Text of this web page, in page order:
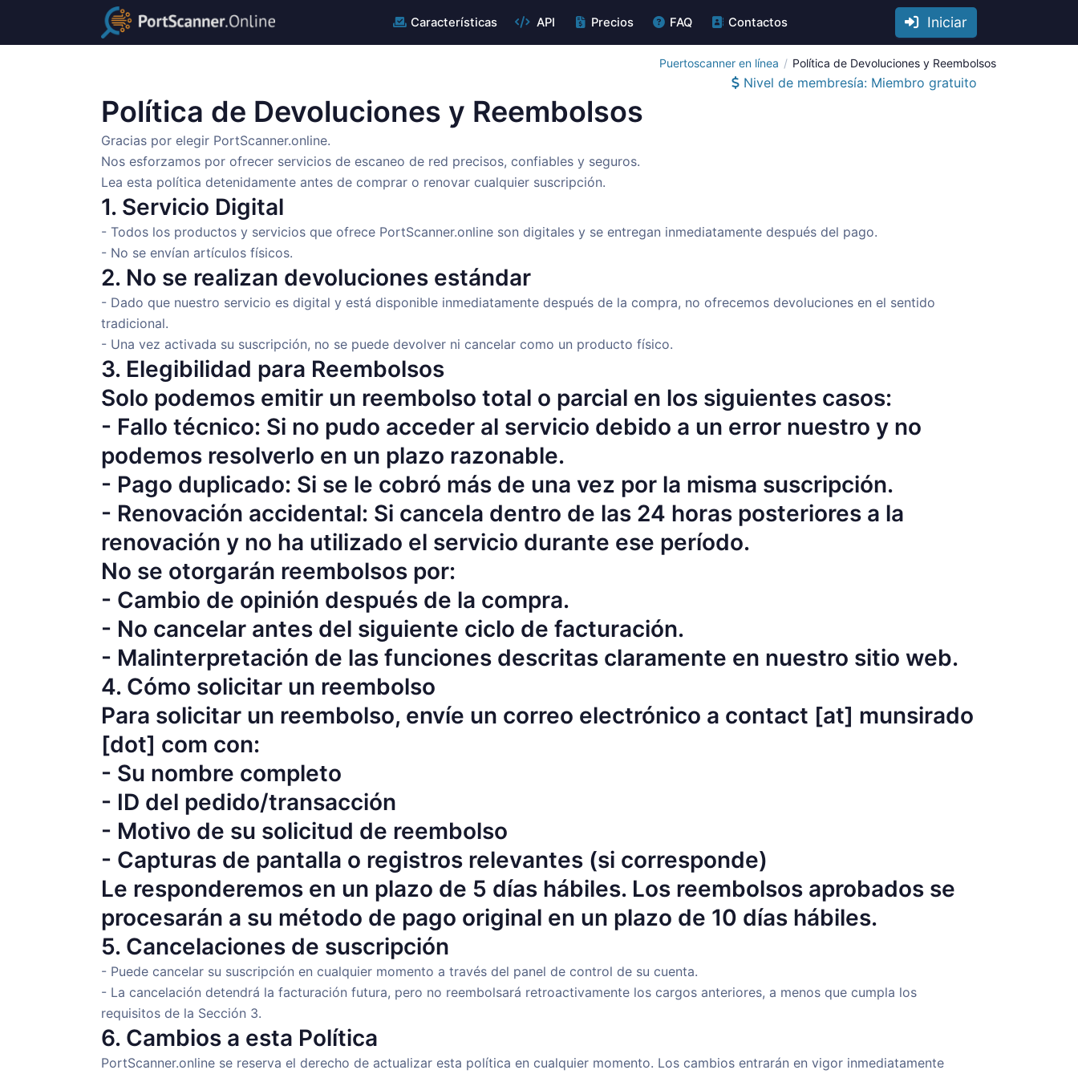
Características API Precios FAQ Contactos Iniciar
Puertoscanner en línea Política de Devoluciones y Reembolsos
Nivel de membresía: Miembro gratuito
Política de Devoluciones y Reembolsos
Gracias por elegir PortScanner.online.
Nos esforzamos por ofrecer servicios de escaneo de red precisos, confiables y seguros.
Lea esta política detenidamente antes de comprar o renovar cualquier suscripción.
1. Servicio Digital
- Todos los productos y servicios que ofrece PortScanner.online son digitales y se entregan inmediatamente después del pago.
- No se envían artículos físicos.
2. No se realizan devoluciones estándar
- Dado que nuestro servicio es digital y está disponible inmediatamente después de la compra, no ofrecemos devoluciones en el sentido
tradicional.
- Una vez activada su suscripción, no se puede devolver ni cancelar como un producto físico.
3. Elegibilidad para Reembolsos
Solo podemos emitir un reembolso total o parcial en los siguientes casos:
- Fallo técnico: Si no pudo acceder al servicio debido a un error nuestro y no
podemos resolverlo en un plazo razonable.
- Pago duplicado: Si se le cobró más de una vez por la misma suscripción.
- Renovación accidental: Si cancela dentro de las 24 horas posteriores a la
renovación y no ha utilizado el servicio durante ese período.
No se otorgarán reembolsos por:
- Cambio de opinión después de la compra.
- No cancelar antes del siguiente ciclo de facturación.
- Malinterpretación de las funciones descritas claramente en nuestro sitio web.
4. Cómo solicitar un reembolso
Para solicitar un reembolso, envíe un correo electrónico a contact [at] munsirado
[dot] com con:
- Su nombre completo
- ID del pedido/transacción
- Motivo de su solicitud de reembolso
- Capturas de pantalla o registros relevantes (si corresponde)
Le responderemos en un plazo de 5 días hábiles. Los reembolsos aprobados se
procesarán a su método de pago original en un plazo de 10 días hábiles.
5. Cancelaciones de suscripción
- Puede cancelar su suscripción en cualquier momento a través del panel de control de su cuenta.
- La cancelación detendrá la facturación futura, pero no reembolsará retroactivamente los cargos anteriores, a menos que cumpla los
requisitos de la Sección 3.
6. Cambios a esta Política
PortScanner.online se reserva el derecho de actualizar esta política en cualquier momento. Los cambios entrarán en vigor inmediatamente